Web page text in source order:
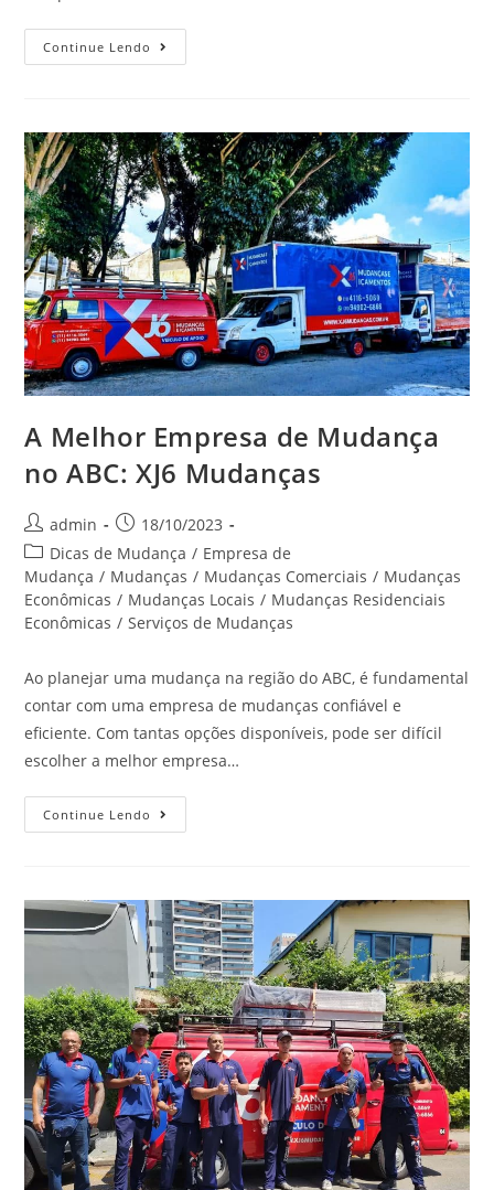
Continue Lendo
A Melhor Empresa de Mudança
no ABC: XJ6 Mudanças
admin
18/10/2023
Dicas de Mudança / Empresa de
Mudança / Mudanças / Mudanças Comerciais / Mudanças
Econômicas / Mudanças Locais / Mudanças Residenciais
Econômicas / Serviços de Mudanças
Ao planejar uma mudança na região do ABC, é fundamental
contar com uma empresa de mudanças confiável e
eficiente. Com tantas opções disponíveis, pode ser difícil
escolher a melhor empresa…
Continue Lendo